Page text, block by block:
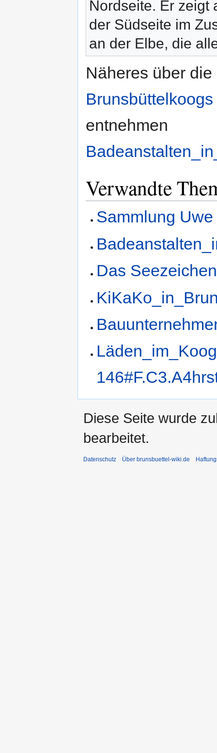
Nordseite. Er zeigt
der Südseite im
an der Elbe, die
Näheres über
Brunsbüttelkoogs
entnehmen
Verwandte
Sammlung
Das
Diese Seite wurde
bearbeitet.
Datenschutz Über brunsbuettel-wiki.de